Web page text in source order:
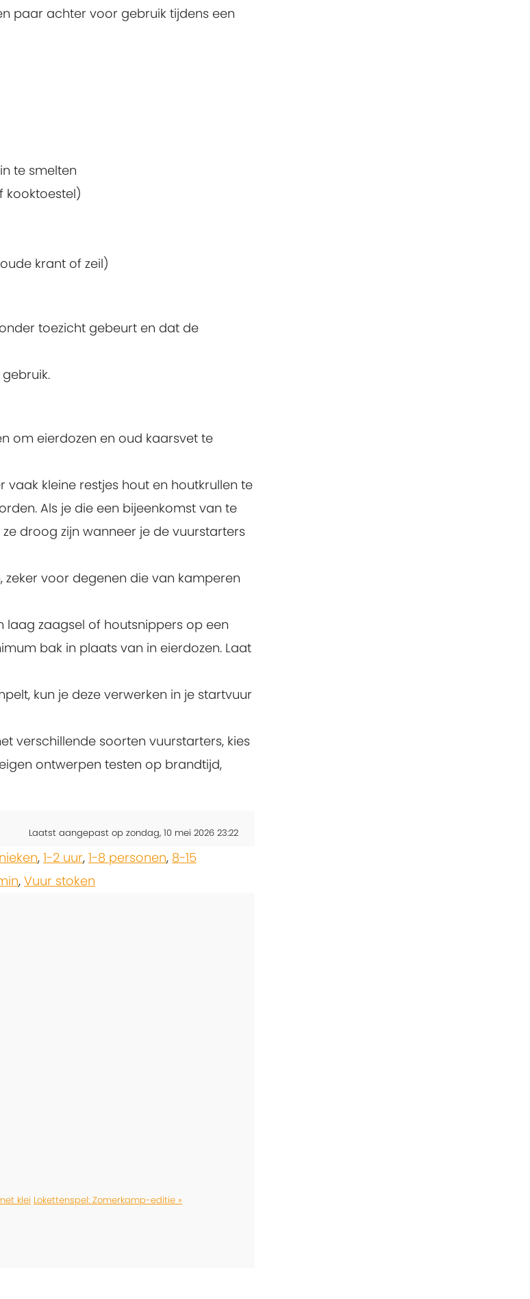
paar achter voor gebruik tijdens een
te smelten
kooktoestel)
krant of zeil)
toezicht gebeurt en dat de
om eierdozen en oud kaarsvet te
vaak kleine restjes hout en houtkrullen te
Als je die een bijeenkomst van te
droog zijn wanneer je de vuurstarters
zeker voor degenen die van kamperen
laag zaagsel of houtsnippers op een
bak in plaats van in eierdozen. Laat
kun je deze verwerken in je startvuur
verschillende soorten vuurstarters, kies
ontwerpen testen op brandtijd,
Laatst aangepast op zondag, 10 mei 2026 23:22
, 1-2 uur, 1-8 personen, 8-15
, Vuur stoken
klei Lokettenspel: Zomerkamp-editie »